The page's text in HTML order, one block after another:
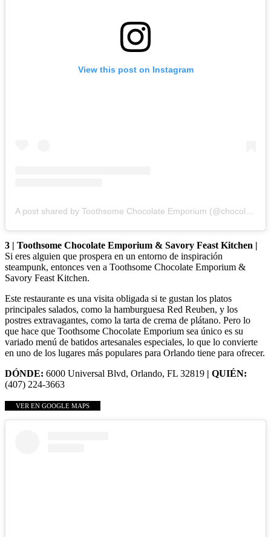
View this post on Instagram
A post shared by Toothsome Chocolate Emporium (@chocolateemporiumorlando)
3 | Toothsome Chocolate Emporium & Savory Feast Kitchen |
Si eres alguien que prospera en un entorno de inspiración
steampunk, entonces ven a Toothsome Chocolate Emporium &
Savory Feast Kitchen.
Este restaurante es una visita obligada si te gustan los platos
principales salados, como la hamburguesa Red Reuben, y los
postres extravagantes, como la tarta de crema de plátano. Pero lo
que hace que Toothsome Chocolate Emporium sea único es su
variado menú de batidos artesanales especiales, lo que lo convierte
en uno de los lugares más populares para Orlando tiene para ofrecer.
DÓNDE: 6000 Universal Blvd, Orlando, FL 32819 | QUIÉN:
(407) 224-3663
VER EN GOOGLE MAPS